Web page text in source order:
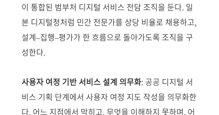
이 통합된 범부처 디지털 서비스 전담 조직을 둔다. 일
본 디지털청처럼 민간 전문가를 상당 비율로 채용하고,
설계–집행–평가가 한 흐름으로 돌아가도록 조직을 구
성한다.
사용자 여정 기반 서비스 설계 의무화: 공공 디지털 서
비스 기획 단계에서 사용자 여정 지도 작성을 의무화한
다. 어느 지점에서 막히고, 무엇을 이해하지 못하며, 어